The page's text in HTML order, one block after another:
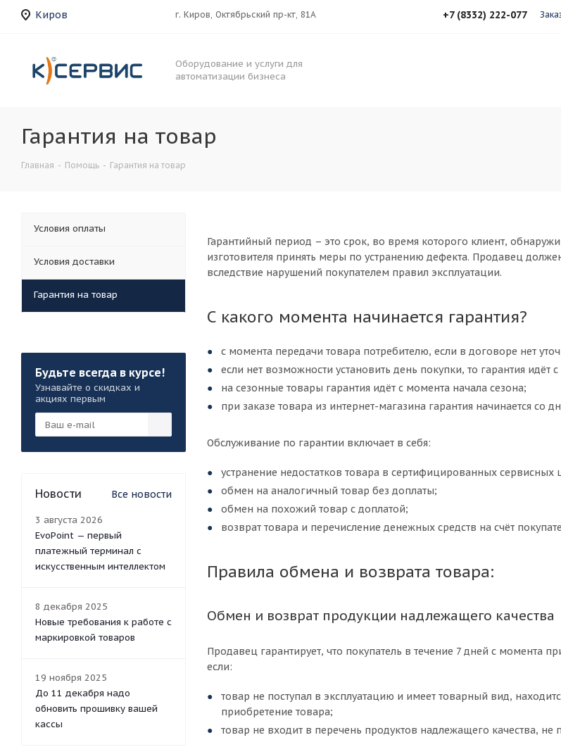
Киров г. Киров, Октябрьский пр-кт, 81А +7 (8332) 222-077
Оборудование и услуги для
автоматизации бизнеса
Гарантия на товар
Главная - Помощь - Гарантия на товар
Гарантийный период – это срок, во время которого клиент,
изготовителя принять меры по устранению дефекта. Продавец
вследствие нарушений покупателем правил эксплуатации.
С какого момента начинается гарантия?
с момента передачи товара потребителю, если в договоре нет
если нет возможности установить день покупки, то гарантия идёт
на сезонные товары гарантия идёт с момента начала сезона;
при заказе товара из интернет-магазина гарантия начинается со
Обслуживание по гарантии включает в себя:
устранение недостатков товара в сертифицированных сервисных
обмен на аналогичный товар без доплаты;
обмен на похожий товар с доплатой;
возврат товара и перечисление денежных средств на счёт
Правила обмена и возврата товара:
Обмен и возврат продукции надлежащего качества
Продавец гарантирует, что покупатель в течение 7 дней с момента
если:
товар не поступал в эксплуатацию и имеет товарный вид,
приобретение товара;
товар не входит в перечень продуктов надлежащего качества,
Условия оплаты
Условия доставки
Гарантия на товар
Будьте всегда в курсе!
Узнавайте о скидках и
акциях первым
Новости Все новости
3 августа 2026
EvoPoint — первый
платежный терминал с
искусственным интеллектом
8 декабря 2025
Новые требования к работе с
маркировкой товаров
19 ноября 2025
До 11 декабря надо
обновить прошивку вашей
кассы